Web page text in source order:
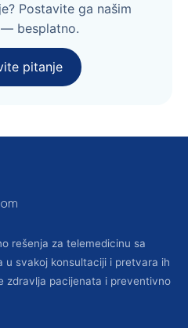
Postavite ga našim
besplatno.
pitanje
rešenja za telemedicinu sa
u svakoj konsultaciji i pretvara ih
zdravlja pacijenata i preventivno